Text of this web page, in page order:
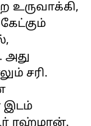
உருவாக்கி,
அது
சரி.
இடம்